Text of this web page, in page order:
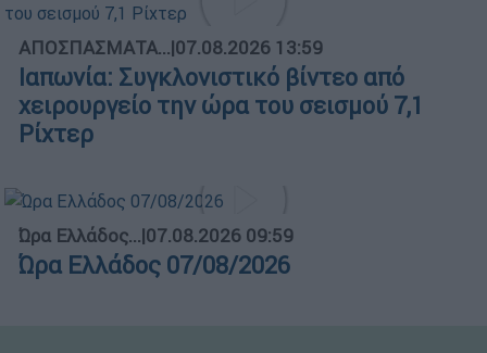
ΑΠΟΣΠΑΣΜΑΤΑ...|07.08.2026 13:59
Ιαπωνία: Συγκλονιστικό βίντεο από
χειρουργείο την ώρα του σεισμού 7,1
Ρίχτερ
Ώρα Ελλάδος...|07.08.2026 09:59
Ώρα Ελλάδος 07/08/2026